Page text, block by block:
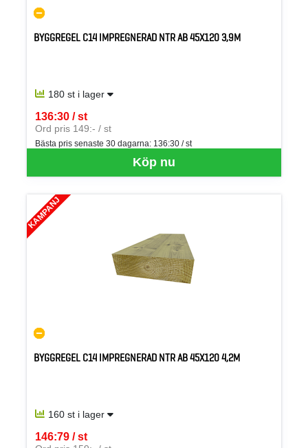
BYGGREGEL C14 IMPREGNERAD NTR AB 45X120 3,9M
180 st i lager
Köp nu
136:30 / st
SEK per ST
Ord pris 149:- / st
Bästa pris senaste 30 dagarna: 136:30 / st
KAMPANJ
BYGGREGEL C14 IMPREGNERAD NTR AB 45X120 4,2M
160 st i lager
146:79 / st